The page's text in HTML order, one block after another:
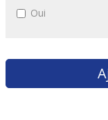
Oui